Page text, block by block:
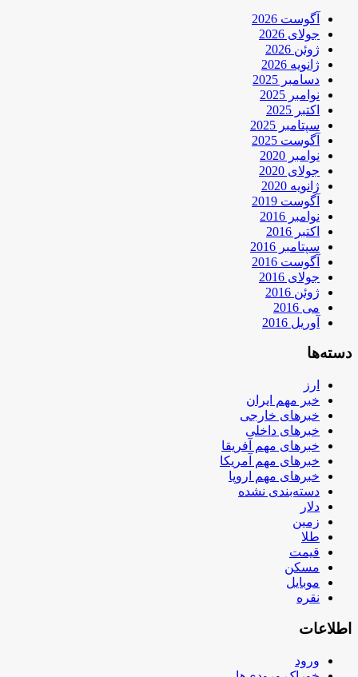
آگوست 2026
جولای 2026
ژوئن 2026
ژانویه 2026
دسامبر 2025
نوامبر 2025
اکتبر 2025
سپتامبر 2025
آگوست 2025
نوامبر 2020
جولای 2020
ژانویه 2020
آگوست 2019
نوامبر 2016
اکتبر 2016
سپتامبر 2016
آگوست 2016
جولای 2016
ژوئن 2016
می 2016
آوریل 2016
دسته‌ها
ارز
خبر مهم ایران
خبرهای خارجی
خبرهای داخلی
خبرهای مهم آفریقا
خبرهای مهم آمریکا
خبرهای مهم اروپا
دسته‌بندی نشده
دلار
زمین
طلا
قیمت
مسکن
موبایل
نقره
اطلاعات
ورود